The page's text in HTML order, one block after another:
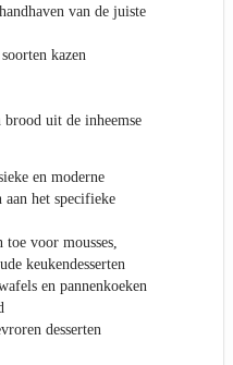
van de juiste
kazen
brood uit de inheemse
en moderne
aan het specifieke
toe voor mousses,
keukendesserten
en pannenkoeken
desserten